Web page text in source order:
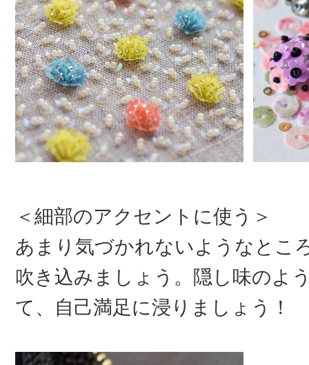
＜細部のアクセントに使う＞
あまり気づかれないようなとこ
吹き込みましょう。隠し味のよ
て、自己満足に浸りましょう！